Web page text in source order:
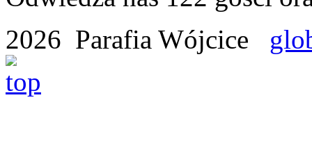
2026 Parafia Wójcice